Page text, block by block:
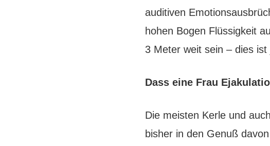
auditiven
hohen Bogen Flüssigkeit
3 Meter weit sein – dies
Dass eine Frau
Die meisten Kerle und
bisher in den Genuß